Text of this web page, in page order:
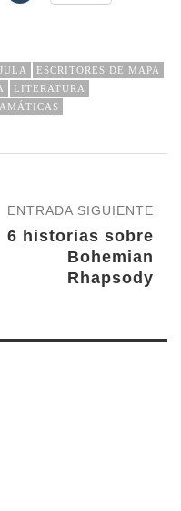
ESCRITORES DE MAPA
LITERATURA
ENTRADA SIGUIENTE
6 historias sobre
Bohemian
Rhapsody